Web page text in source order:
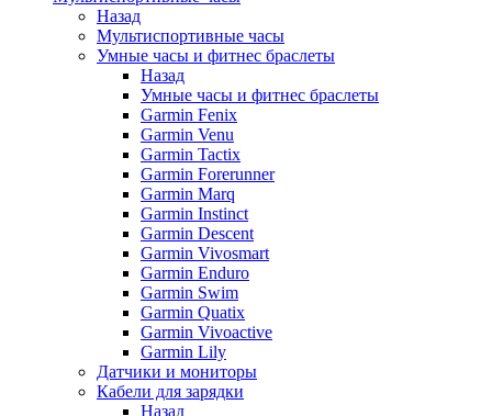
Назад
Мультиспортивные часы
Умные часы и фитнес браслеты
Назад
Умные часы и фитнес браслеты
Garmin Fenix
Garmin Venu
Garmin Tactix
Garmin Forerunner
Garmin Marq
Garmin Instinct
Garmin Descent
Garmin Vivosmart
Garmin Enduro
Garmin Swim
Garmin Quatix
Garmin Vivoactive
Garmin Lily
Датчики и мониторы
Кабели для зарядки
Назад